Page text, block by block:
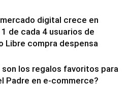
digital crece en
de cada 4 usuarios de
Libre compra despensa
son los regalos favoritos para
Padre en e-commerce?